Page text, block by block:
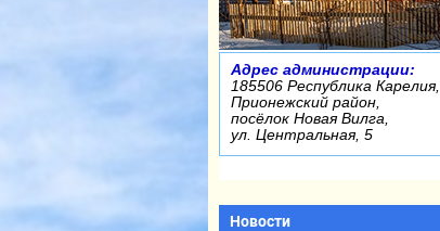
Адрес администрации:
185506 Республика Карелия,
Прионежский район,
посёлок Новая Вилга,
ул. Центральная, 5
Новости